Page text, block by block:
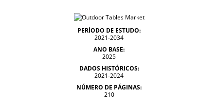
PERÍODO DE ESTUDO:
2021-2034
ANO BASE:
2025
DADOS HISTÓRICOS:
2021-2024
NÚMERO DE PÁGINAS:
210